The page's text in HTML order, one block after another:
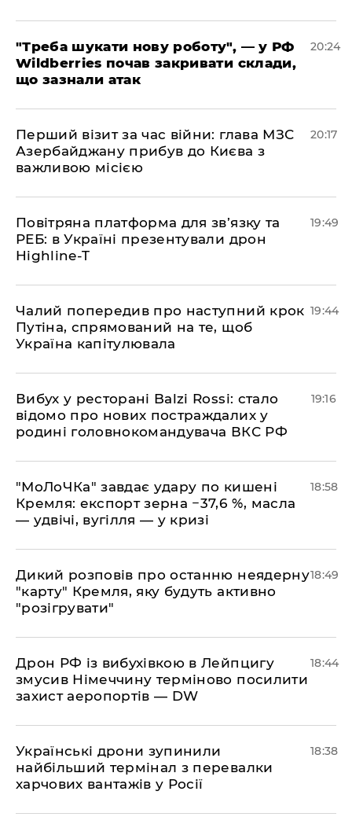
​"Треба шукати нову роботу", — у РФ
Wildberries почав закривати склади,
що зазнали атак
20:24
​Перший візит за час війни: глава МЗС
Азербайджану прибув до Києва з
важливою місією
20:17
​Повітряна платформа для зв’язку та
РЕБ: в Україні презентували дрон
Highline-T
19:49
​Чалий попередив про наступний крок
Путіна, спрямований на те, щоб
Україна капітулювала
19:44
​Вибух у ресторані Balzi Rossi: стало
відомо про нових постраждалих у
родині головнокомандувача ВКС РФ
19:16
​"МоЛоЧКа" завдає удару по кишені
Кремля: експорт зерна −37,6 %, масла
— удвічі, вугілля — у кризі
18:58
​Дикий розповів про останню неядерну
"карту" Кремля, яку будуть активно
"розігрувати"
18:49
​Дрон РФ із вибухівкою в Лейпцигу
змусив Німеччину терміново посилити
захист аеропортів — DW
18:44
​Українські дрони зупинили
найбільший термінал з перевалки
харчових вантажів у Росії
18:38